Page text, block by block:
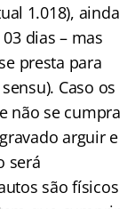
1.018), ainda
dias – mas
presta para
Caso os
não se cumpra
arguir e
será
são físicos